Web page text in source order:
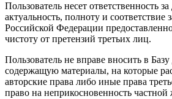
Пользователь несет ответственность
актуальность, полноту и соответствие
Российской Федерации
чистоту от претензий третьих лиц.
Пользователь не вправе вносить в
содержащую материалы, на которые
авторские права либо иные права
право на неприкосновенность